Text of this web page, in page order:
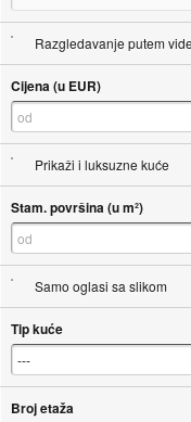
Razgledavanje putem
Cijena (u EUR)
Prikaži i luksuzne kuće
Stam. površina (u m²)
Samo oglasi sa slikom
Tip kuće
Broj etaža